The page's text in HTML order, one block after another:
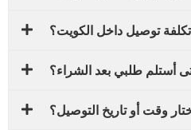
توصيل داخل الكويت؟
أستلم طلبي بعد الشراء؟
وقت أو تاريخ التوصيل؟